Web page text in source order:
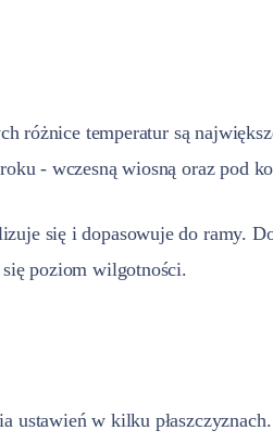
temperatur są
- wczesną wiosną oraz pod
się i dopasowuje do ramy.
poziom wilgotności.
w kilku